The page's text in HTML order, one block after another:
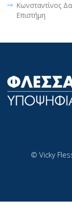
Κωνσταντίνος
Επιστήμη
© Vicky